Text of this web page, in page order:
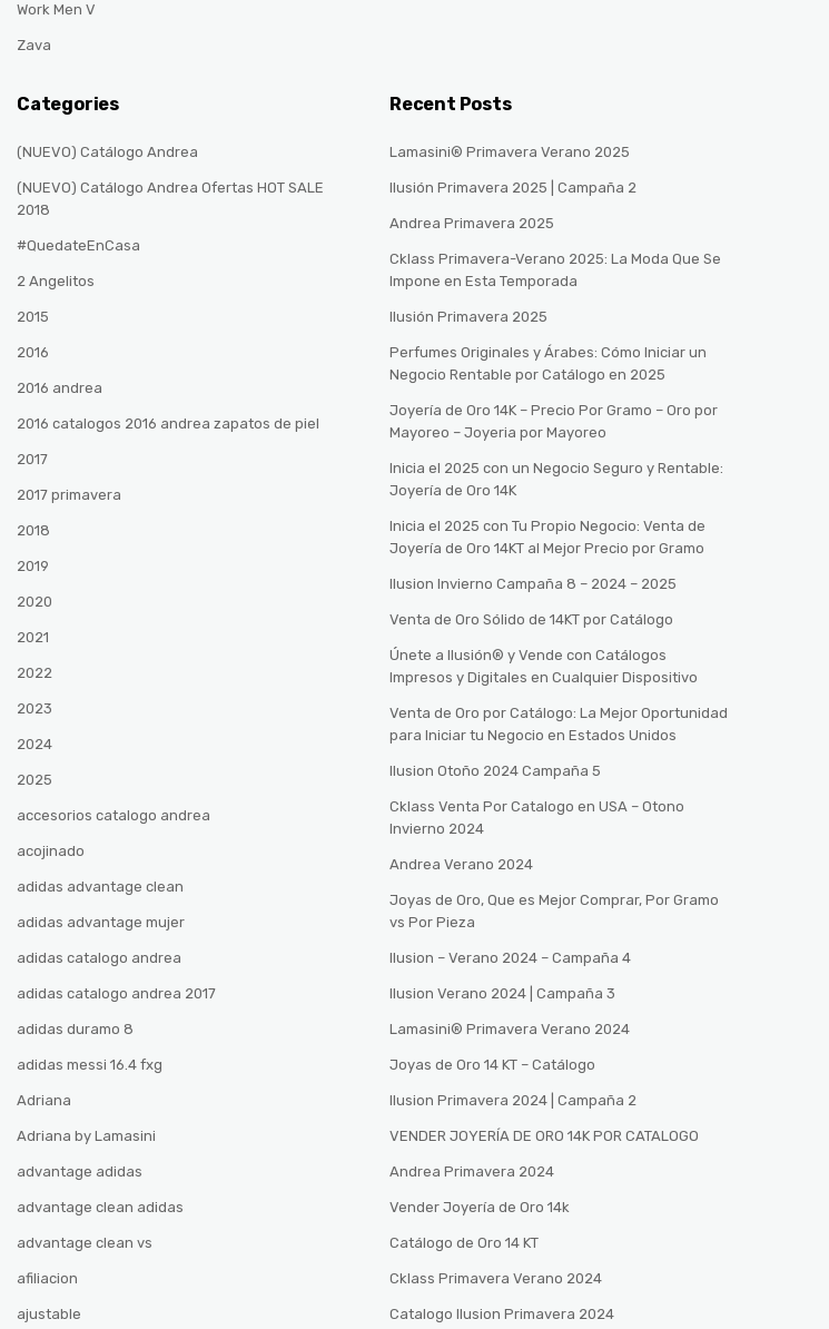
Work Men V
Zava
Categories
(NUEVO) Catálogo Andrea
(NUEVO) Catálogo Andrea Ofertas HOT SALE
2018
#QuedateEnCasa
2 Angelitos
2015
2016
2016 andrea
2016 catalogos 2016 andrea zapatos de piel
2017
2017 primavera
2018
2019
2020
2021
2022
2023
2024
2025
accesorios catalogo andrea
acojinado
adidas advantage clean
adidas advantage mujer
adidas catalogo andrea
adidas catalogo andrea 2017
adidas duramo 8
adidas messi 16.4 fxg
Adriana
Adriana by Lamasini
advantage adidas
advantage clean adidas
advantage clean vs
afiliacion
ajustable
Recent Posts
Lamasini® Primavera Verano 2025
Ilusión Primavera 2025 | Campaña 2
Andrea Primavera 2025
Cklass Primavera-Verano 2025: La Moda Que Se
Impone en Esta Temporada
Ilusión Primavera 2025
Perfumes Originales y Árabes: Cómo Iniciar un
Negocio Rentable por Catálogo en 2025
Joyería de Oro 14K – Precio Por Gramo – Oro por
Mayoreo – Joyeria por Mayoreo
Inicia el 2025 con un Negocio Seguro y Rentable:
Joyería de Oro 14K
Inicia el 2025 con Tu Propio Negocio: Venta de
Joyería de Oro 14KT al Mejor Precio por Gramo
Ilusion Invierno Campaña 8 – 2024 – 2025
Venta de Oro Sólido de 14KT por Catálogo
Únete a Ilusión® y Vende con Catálogos
Impresos y Digitales en Cualquier Dispositivo
Venta de Oro por Catálogo: La Mejor Oportunidad
para Iniciar tu Negocio en Estados Unidos
Ilusion Otoño 2024 Campaña 5
Cklass Venta Por Catalogo en USA – Otono
Invierno 2024
Andrea Verano 2024
Joyas de Oro, Que es Mejor Comprar, Por Gramo
vs Por Pieza
Ilusion – Verano 2024 – Campaña 4
Ilusion Verano 2024 | Campaña 3
Lamasini®️ Primavera Verano 2024
Joyas de Oro 14 KT – Catálogo
Ilusion Primavera 2024 | Campaña 2
VENDER JOYERÍA DE ORO 14K POR CATALOGO
Andrea Primavera 2024
Vender Joyería de Oro 14k
Catálogo de Oro 14 KT
Cklass Primavera Verano 2024
Catalogo Ilusion Primavera 2024